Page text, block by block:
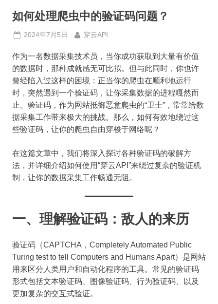
如何处理爬虫中的验证码问题？
Posted
2024年7月5日 By
穿云API
作为一名数据采集技术员，当你成功获取到大量有价值
的数据时，那种成就感无可比拟。但与此同时，你也许
曾经陷入过这样的困境：正当你的爬虫在顺利地运行
时，突然遇到一个验证码，让你采集数据的进程嘎然而
止。验证码，作为网站抵御恶意爬虫的“卫士”，常常给数
据采集工作带来极大的挑战。那么，如何有效地绕过这
些验证码，让你的爬虫自由穿梭于网络呢？
在这篇文章中，我们将深入探讨各种验证码的破解方
法，并详细介绍如何使用“穿云API”来绕过复杂的验证机
制，让你的数据采集工作畅通无阻。
一、理解验证码：敌人的来历
验证码（CAPTCHA，Completely Automated Public
Turing test to tell Computers and Humans Apart）是网站
用来区分人类用户和自动化程序的工具。常见的验证码
形式包括文本验证码、图像验证码、行为验证码、以及
更加复杂的交互式验证。